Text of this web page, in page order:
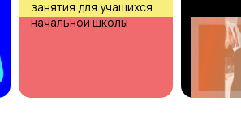
занятия для учащихся
начальной школы